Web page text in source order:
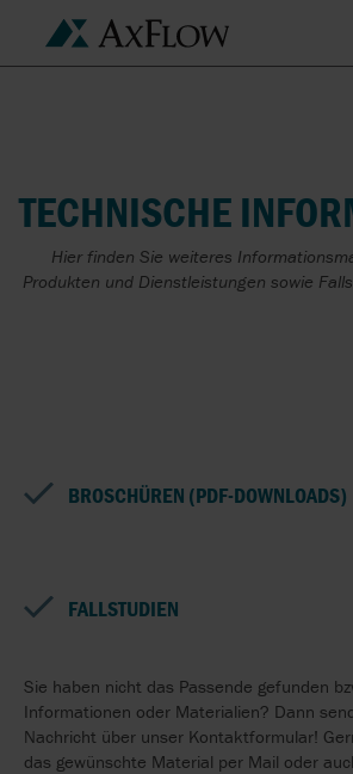
TECHNISCHE
Hier finden Sie weiteres
Produkten und Dienstleistungen sowie
BROSCHÜREN (PDF-DOWNLOADS)
FALLSTUDIEN
Sie haben nicht das Passende gefunden
Informationen oder Materialien? Dann
Nachricht über unser Kontaktformular!
das gewünschte Material per Mail oder